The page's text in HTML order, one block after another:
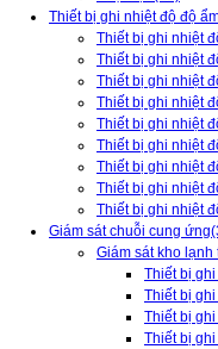
Thiết bị ghi nhiệt độ độ
Thiết bị ghi nhiệt
Thiết bị ghi nhiệt
Thiết bị ghi nhiệt
Thiết bị ghi nhiệt
Thiết bị ghi nhiệt
Thiết bị ghi nhiệt
Thiết bị ghi nhiệt
Thiết bị ghi nhiệt
Thiết bị ghi nhiệt
Giám sát chuỗi cung ứng
Giám sát kho lạnh
Thiết bị
Thiết bị
Thiết bị
Thiết bị